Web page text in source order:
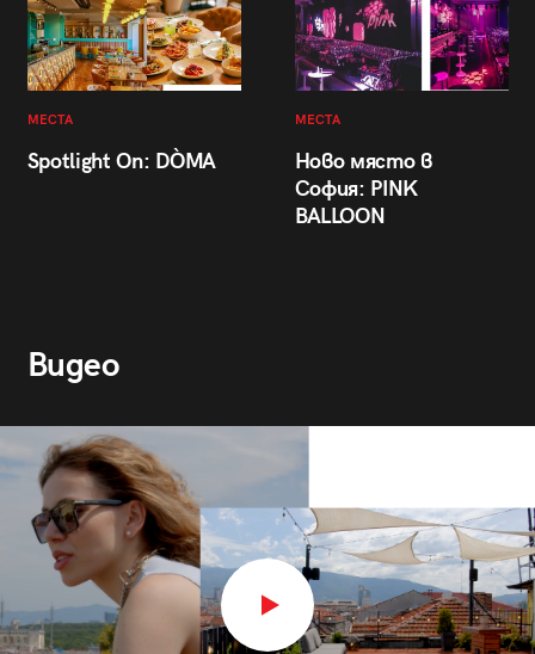
МЕСТА
Spotlight On: DÒMA
МЕСТА
Ново място в
София: PINK
BALLOON
Видео